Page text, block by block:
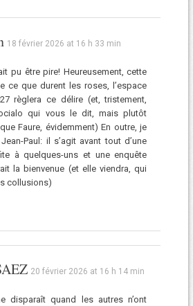
18 février 2026 at 16 h 33 min
pu être pire! Heureusement, cette
ce que durent les roses, l’espace
règlera ce délire (et, tristement,
qui vous le dit, mais plutôt
Faure, évidemment) En outre, je
Paul: il s’agit avant tout d’une
à quelques-uns et une enquête
la bienvenue (et elle viendra, qui
collusions)
20 février 2026 at 16 h 14 min
disparaît quand les autres n’ont